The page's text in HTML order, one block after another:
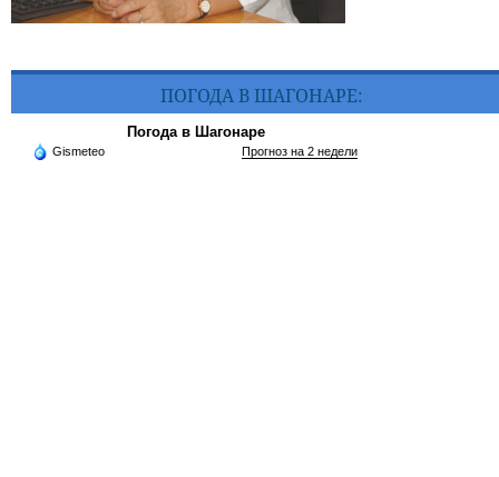
ПОГОДА В ШАГОНАРЕ:
Погода в Шагонаре
Gismeteo Прогноз на 2 недели